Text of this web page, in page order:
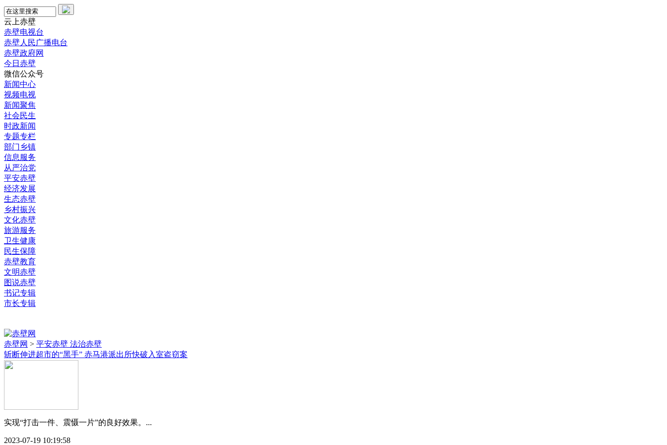
云上赤壁
赤壁电视台
赤壁人民广播电台
赤壁政府网
今日赤壁
微信公众号
新闻中心
视频电视
新闻聚焦
社会民生
时政新闻
专题专栏
部门乡镇
信息服务
从严治党
平安赤壁
经济发展
生态赤壁
乡村振兴
文化赤壁
旅游服务
卫生健康
民生保障
赤壁教育
文明赤壁
图说赤壁
书记专辑
市长专辑
赤壁网 > 平安赤壁 法治赤壁
斩断伸进超市的“黑手” 赤马港派出所快破入室盗窃案
实现“打击一件、震慑一片”的良好效果。...
2023-07-19 10:19:58